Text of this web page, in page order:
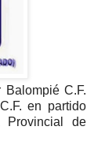
C.F.
en partido
de